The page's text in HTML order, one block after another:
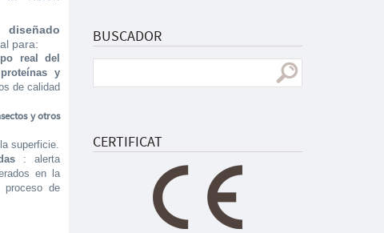
BUSCADOR
CERTIFICAT
para:
real del
y
de calidad
y otros
superficie.
: alerta
en la
proceso de